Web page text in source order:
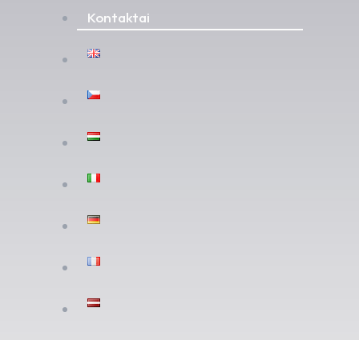
Kontaktai